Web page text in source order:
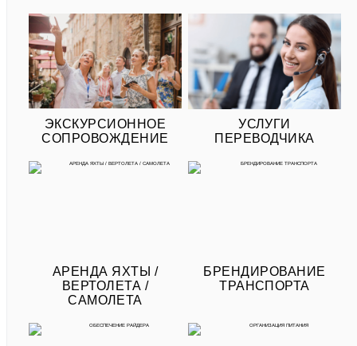
ЭКСКУРСИОННОЕ
СОПРОВОЖДЕНИЕ
УСЛУГИ
ПЕРЕВОДЧИКА
АРЕНДА ЯХТЫ /
ВЕРТОЛЕТА /
САМОЛЕТА
БРЕНДИРОВАНИЕ
ТРАНСПОРТА